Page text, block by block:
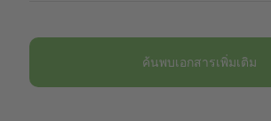
ค้นพบเอกสารเพิ่มเติม